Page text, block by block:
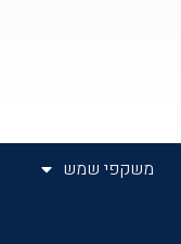
משקפי שמש